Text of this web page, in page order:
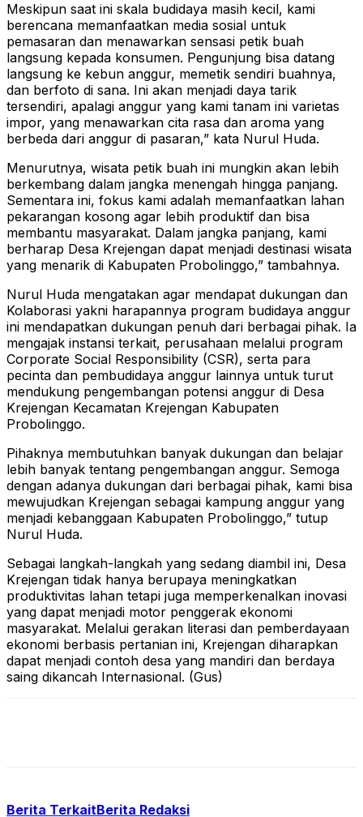
Meskipun saat ini skala budidaya masih kecil, kami
berencana memanfaatkan media sosial untuk
pemasaran dan menawarkan sensasi petik buah
langsung kepada konsumen. Pengunjung bisa datang
langsung ke kebun anggur, memetik sendiri buahnya,
dan berfoto di sana. Ini akan menjadi daya tarik
tersendiri, apalagi anggur yang kami tanam ini varietas
impor, yang menawarkan cita rasa dan aroma yang
berbeda dari anggur di pasaran,” kata Nurul Huda.
Menurutnya, wisata petik buah ini mungkin akan lebih
berkembang dalam jangka menengah hingga panjang.
Sementara ini, fokus kami adalah memanfaatkan lahan
pekarangan kosong agar lebih produktif dan bisa
membantu masyarakat. Dalam jangka panjang, kami
berharap Desa Krejengan dapat menjadi destinasi wisata
yang menarik di Kabupaten Probolinggo,” tambahnya.
Nurul Huda mengatakan agar mendapat dukungan dan
Kolaborasi yakni harapannya program budidaya anggur
ini mendapatkan dukungan penuh dari berbagai pihak. Ia
mengajak instansi terkait, perusahaan melalui program
Corporate Social Responsibility (CSR), serta para
pecinta dan pembudidaya anggur lainnya untuk turut
mendukung pengembangan potensi anggur di Desa
Krejengan Kecamatan Krejengan Kabupaten
Probolinggo.
Pihaknya membutuhkan banyak dukungan dan belajar
lebih banyak tentang pengembangan anggur. Semoga
dengan adanya dukungan dari berbagai pihak, kami bisa
mewujudkan Krejengan sebagai kampung anggur yang
menjadi kebanggaan Kabupaten Probolinggo,” tutup
Nurul Huda.
Sebagai langkah-langkah yang sedang diambil ini, Desa
Krejengan tidak hanya berupaya meningkatkan
produktivitas lahan tetapi juga memperkenalkan inovasi
yang dapat menjadi motor penggerak ekonomi
masyarakat. Melalui gerakan literasi dan pemberdayaan
ekonomi berbasis pertanian ini, Krejengan diharapkan
dapat menjadi contoh desa yang mandiri dan berdaya
saing dikancah Internasional. (Gus)
Berita TerkaitBerita Redaksi